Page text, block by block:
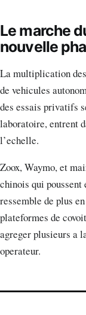
Le marche
nouvelle
La multiplication
de vehicules
des essais privatifs
laboratoire, entrent
l’echelle.
Zoox, Waymo, et
chinois qui
ressemble de plus
plateformes de
agreger plusieurs a
operateur.